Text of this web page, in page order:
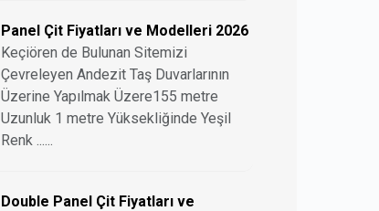
Panel Çit Fiyatları ve Modelleri 2026
Keçiören de Bulunan Sitemizi
Çevreleyen Andezit Taş Duvarlarının
Üzerine Yapılmak Üzere155 metre
Uzunluk 1 metre Yüksekliğinde Yeşil
Renk ......
Double Panel Çit Fiyatları ve